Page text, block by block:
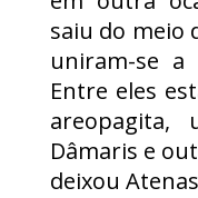
saiu do meio
uniram-se
Entre eles
areopagita,
Dâmaris e
deixou